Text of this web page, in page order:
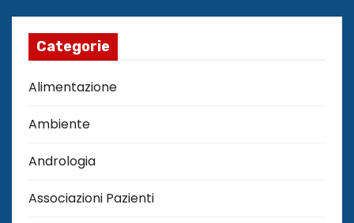
Categorie
Alimentazione
Ambiente
Andrologia
Associazioni Pazienti